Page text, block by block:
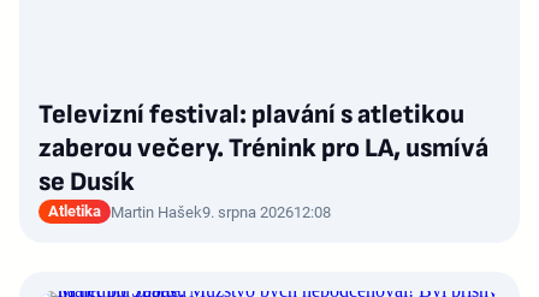
Televizní festival: plavání s atletikou
zaberou večery. Trénink pro LA, usmívá
se Dusík
Atletika Martin Hašek9. srpna 202612:08